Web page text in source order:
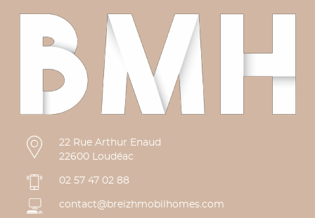
22 Rue Arthur Enaud
22600 Loudéac
02 57 47 02 88
contact@breizhmobilhomes.com